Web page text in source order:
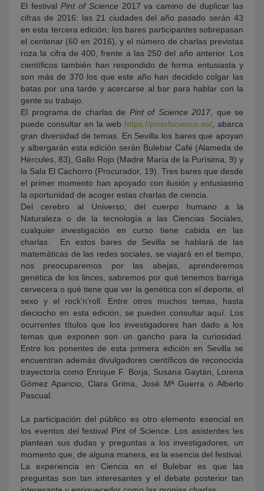
El festival Pint of Science 2017 va camino de duplicar las
cifras de 2016: las 21 ciudades del año pasado serán 43
en esta tercera edición; los bares participantes sobrepasan
el centenar (60 en 2016), y el número de charlas previstas
roza la cifra de 400, frente a las 250 del año anterior. Los
científicos también han respondido de forma entusiasta y
son más de 370 los que este año han decidido colgar las
batas por una tarde y acercarse al bar para hablar con la
gente su trabajo.
El programa de charlas de Pint of Science 2017 , que se
puede consultar en la web https://pintofscience.es/ , abarca
gran diversidad de temas. En Sevilla los bares que apoyan
y albergarán esta edición serán Bulebar Café (Alameda de
Hércules, 83), Gallo Rojo (Madre María de la Purísima, 9) y
la Sala El Cachorro (Procurador, 19). Tres bares que desde
el primer momento han apoyado con ilusión y entusiasmo
la oportunidad de acoger estas charlas de ciencia.
Del cerebro al Universo; del cuerpo humano a la
Naturaleza o de la tecnología a las Ciencias Sociales,
cualquier investigación en curso tiene cabida en las
charlas. En estos bares de Sevilla se hablará de las
matemáticas de las redes sociales, se viajará en el tiempo,
nos preocuparemos por las abejas, aprenderemos
genética de los linces, sabremos por qué tenemos barriga
cervecera o qué tiene que ver la genética con el deporte, el
sexo y el rock’n’roll. Entre otros muchos temas, hasta
dieciocho en esta edición, se pueden consultar aquí. Los
ocurrentes títulos que los investigadores han dado a los
temas que exponen son un gancho para la curiosidad.
Entre los ponentes de esta primera edición en Sevilla se
encuentran además divulgadores científicos de reconocida
trayectoria como Enrique F. Borja, Susana Gaytán, Lorena
Gómez Aparicio, Clara Grima, José Mª Guerra o Alberto
Pascual.
La participación del público es otro elemento esencial en
los eventos del festival Pint of Science. Los asistentes les
plantean sus dudas y preguntas a los investigadores, un
momento que, de alguna manera, es la esencia del festival.
La experiencia en Ciencia en el Bulebar es que las
preguntas son tan interesantes y el debate posterior tan